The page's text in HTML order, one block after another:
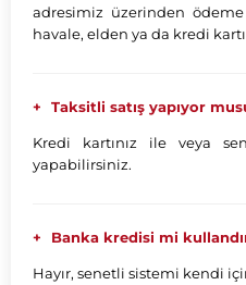
adresimiz üzerinden
havale, elden ya da kredi
Taksitli satış yapıyor
Kredi kartınız ile veya
yapabilirsiniz.
Banka kredisi mi
Hayır, senetli sistemi kendi